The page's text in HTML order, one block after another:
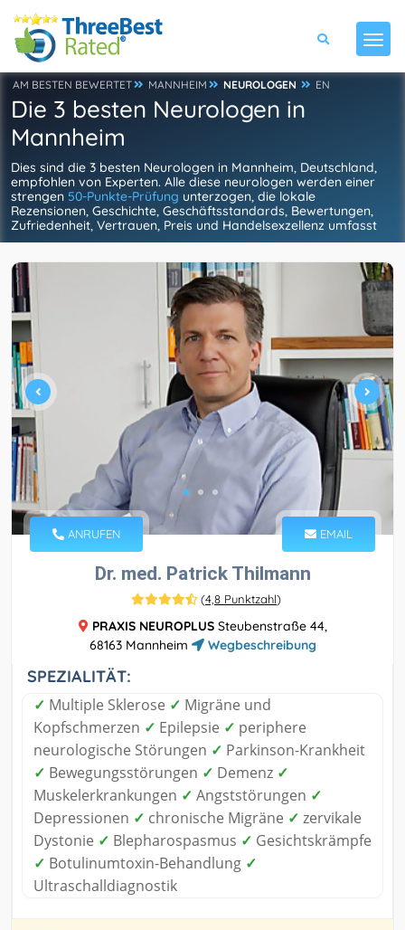
AM BESTEN BEWERTET MANNHEIM NEUROLOGEN EN
Die 3 besten Neurologen in
Mannheim
Dies sind die 3 besten Neurologen in Mannheim, Deutschland,
empfohlen von Experten. Alle diese neurologen werden einer
strengen 50-Punkte-Prüfung unterzogen, die lokale
Rezensionen, Geschichte, Geschäftsstandards, Bewertungen,
Zufriedenheit, Vertrauen, Preis und Handelsexzellenz umfasst
ANRUFEN EMAIL
Dr. med. Patrick Thilmann
(4,8 Punktzahl)
PRAXIS NEUROPLUSSteubenstraße 44,
68163 Mannheim
Wegbeschreibung
SPEZIALITÄT:
✓ Multiple Sklerose ✓ Migräne und
Kopfschmerzen ✓ Epilepsie ✓ periphere
neurologische Störungen ✓ Parkinson-Krankheit
✓ Bewegungsstörungen ✓ Demenz ✓
Muskelerkrankungen ✓ Angststörungen ✓
Depressionen ✓ chronische Migräne ✓ zervikale
Dystonie ✓ Blepharospasmus ✓ Gesichtskrämpfe
✓ Botulinumtoxin-Behandlung ✓
Ultraschalldiagnostik